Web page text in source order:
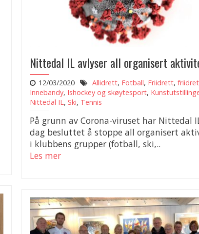
Nittedal IL avlyser all organisert
12/03/2020 Allidrett, Fotball, Friidrett,
Innebandy, Ishockey og skøytesport,
Nittedal IL, Ski, Tennis
På grunn av Corona-viruset har Nittedal
dag besluttet å stoppe all organisert
i klubbens grupper (fotball, ski,..
Les mer